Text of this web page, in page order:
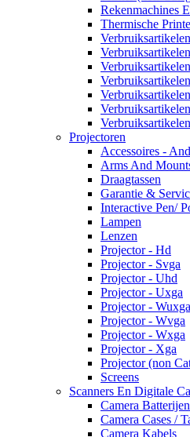
Rekenmachines
Thermische
Projectoren
Accessoires -
Arms And
Draagtassen
Garantie &
Interactive Pen/
Lampen
Lenzen
Projector - Hd
Projector - Svga
Projector - Uhd
Projector - Uxga
Projector - Wuxga
Projector - Wvga
Projector - Wxga
Projector - Xga
Projector (non
Screens
Scanners En Digitale
Camera
Camera Cases /
Camera Kabels